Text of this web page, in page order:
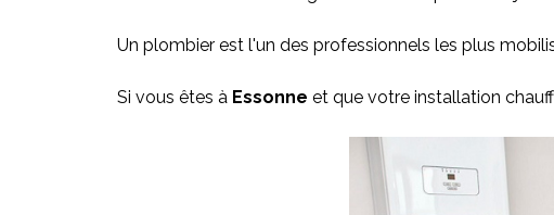
Un plombier est l'un des professionnels les plus
Si vous êtes à Essonne et que votre installation